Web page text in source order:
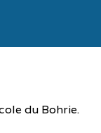
du Bohrie.